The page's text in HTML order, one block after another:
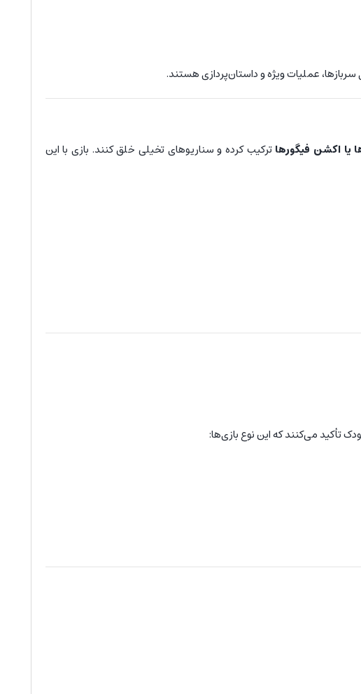
عملیات ویژه و داستان‌پردازی هستند.
یا اکشن فیگورها ترکیب کرده و سناریوهای تخیلی خلق کنند. بازی با این
تأکید می‌کنند که این نوع بازی‌ها: